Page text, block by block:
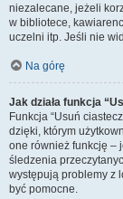
niezalecane, jeżeli
w bibliotece,
uczelni itp. Jeśli nie
Na górę
Jak działa funkcja
Funkcja “Usuń
dzięki, którym
one również funkcję –
śledzenia
występują problemy z
być pomocne.